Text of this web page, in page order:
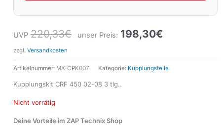
UVP 220,33€ unser Preis: 198,30€
zzgl. Versandkosten
Artikelnummer: MX-CPK007 Kategorie: Kupplungsteile
Kupplungskit CRF 450 02-08 3 tlg..
Nicht vorrätig
Deine Vorteile im ZAP Technix Shop